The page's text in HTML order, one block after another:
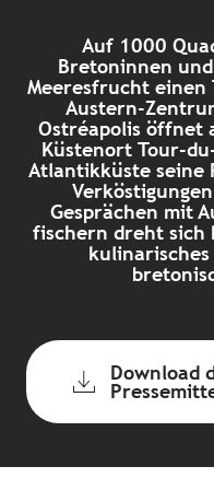
Auf 1000
Bretoninnen
Meeresfrucht einen
Austern-
Ostréapolis öffnet
Küstenort Tour-
Atlantikküste seine
Gesprächen mit
fischern dreht sich
Download